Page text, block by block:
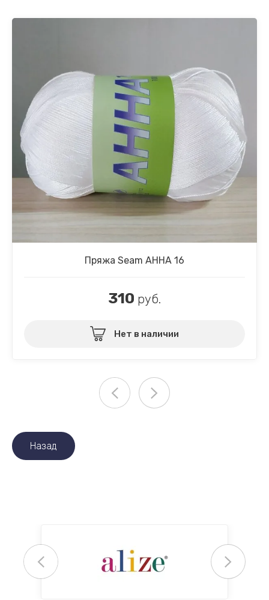
Пряжа Seam АHHA 16
310 руб.
Нет в наличии
Назад